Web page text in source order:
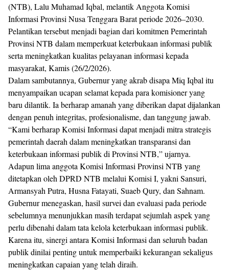
(NTB), Lalu Muhamad Iqbal, melantik Anggota Komisi
Informasi Provinsi Nusa Tenggara Barat periode 2026–2030.
Pelantikan tersebut menjadi bagian dari komitmen Pemerintah
Provinsi NTB dalam memperkuat keterbukaan informasi publik
serta meningkatkan kualitas pelayanan informasi kepada
masyarakat, Kamis (26/2/2026).
Dalam sambutannya, Gubernur yang akrab disapa Miq Iqbal itu
menyampaikan ucapan selamat kepada para komisioner yang
baru dilantik. Ia berharap amanah yang diberikan dapat dijalankan
dengan penuh integritas, profesionalisme, dan tanggung jawab.
“Kami berharap Komisi Informasi dapat menjadi mitra strategis
pemerintah daerah dalam meningkatkan transparansi dan
keterbukaan informasi publik di Provinsi NTB,” ujarnya.
Adapun lima anggota Komisi Informasi Provinsi NTB yang
ditetapkan oleh DPRD NTB melalui Komisi I, yakni Sansuri,
Armansyah Putra, Husna Fatayati, Suaeb Qury, dan Sahnam.
Gubernur menegaskan, hasil survei dan evaluasi pada periode
sebelumnya menunjukkan masih terdapat sejumlah aspek yang
perlu dibenahi dalam tata kelola keterbukaan informasi publik.
Karena itu, sinergi antara Komisi Informasi dan seluruh badan
publik dinilai penting untuk memperbaiki kekurangan sekaligus
meningkatkan capaian yang telah diraih.